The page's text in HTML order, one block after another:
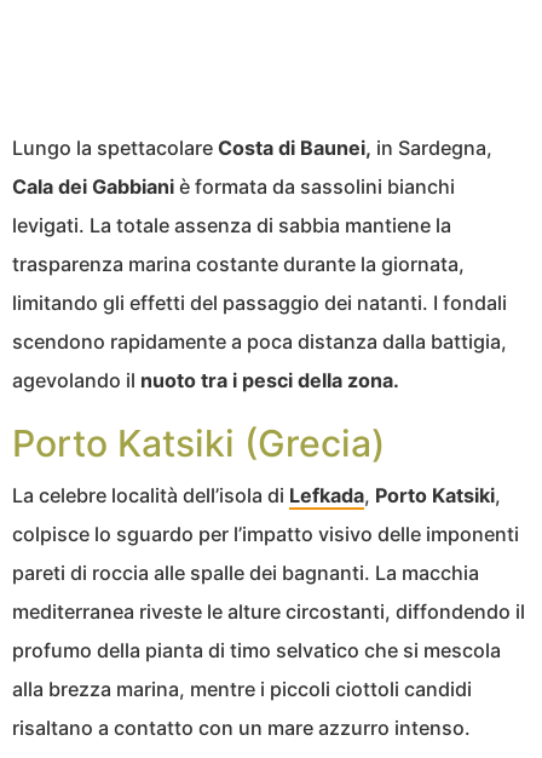
Lungo la spettacolare Costa di Baunei, in Sardegna,
Cala dei Gabbiani è formata da sassolini bianchi
levigati. La totale assenza di sabbia mantiene la
trasparenza marina costante durante la giornata,
limitando gli effetti del passaggio dei natanti. I fondali
scendono rapidamente a poca distanza dalla battigia,
agevolando il nuoto tra i pesci della zona.
Porto Katsiki (Grecia)
La celebre località dell’isola di Lefkada, Porto Katsiki,
colpisce lo sguardo per l’impatto visivo delle imponenti
pareti di roccia alle spalle dei bagnanti. La macchia
mediterranea riveste le alture circostanti, diffondendo il
profumo della pianta di timo selvatico che si mescola
alla brezza marina, mentre i piccoli ciottoli candidi
risaltano a contatto con un mare azzurro intenso.